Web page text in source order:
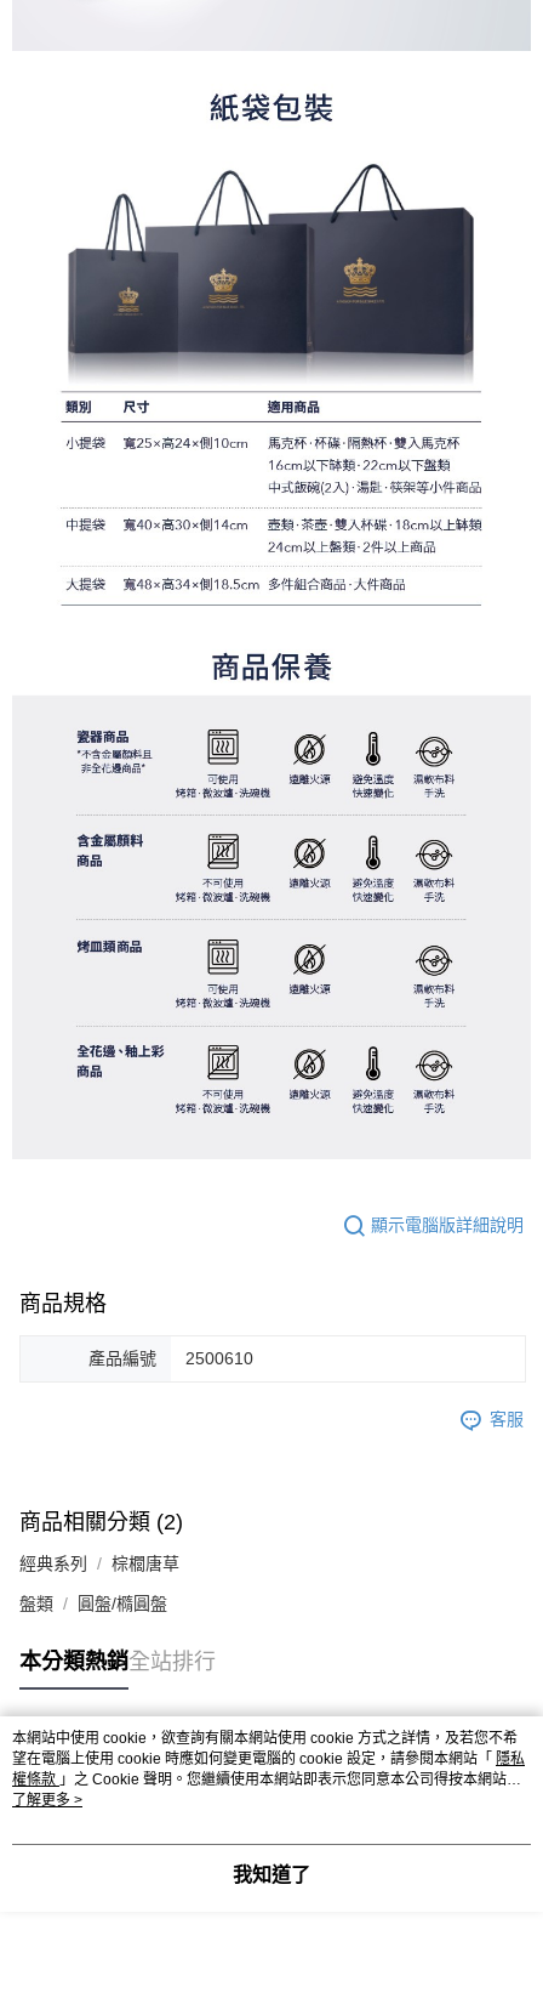
顯示電腦版詳細說明
商品規格
產品編號 2500610
客服
商品相關分類 (2)
經典系列 棕櫚唐草
盤類 圓盤/橢圓盤
本分類熱銷全站排行
熱門標籤
本網站中使用 cookie，欲查詢有關本網站使用 cookie 方式之詳情，及若您不希
望在電腦上使用 cookie 時應如何變更電腦的 cookie 設定，請參閱本網站「 隱私
權條款 」之 Cookie 聲明。您繼續使用本網站即表示您同意本公司得按本網站使
用條款之 Cookie 聲明使用 cookie。
了解更多 >
我知道了